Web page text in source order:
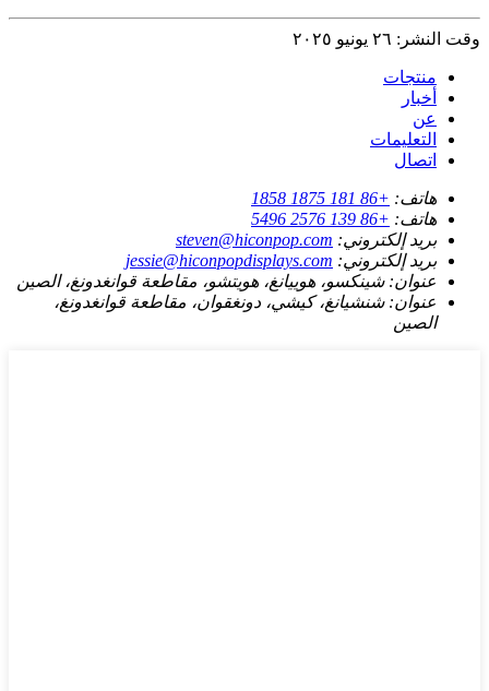
وقت النشر: ٢٦ يونيو ٢٠٢٥
منتجات
أخبار
عن
التعليمات
اتصال
هاتف: +86 181 1875 1858
هاتف: +86 139 2576 5496
بريد إلكتروني: steven@hiconpop.com
بريد إلكتروني: jessie@hiconpopdisplays.com
عنوان: شينكسو، هوييانغ، هويتشو، مقاطعة قوانغدونغ، الصين
عنوان: شنشيانغ، كيشي، دونغقوان، مقاطعة قوانغدونغ،
الصين